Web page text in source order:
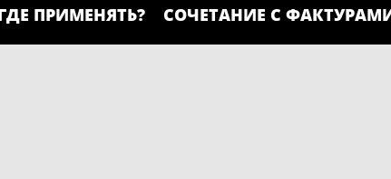
ПРИМЕНЯТЬ? СОЧЕТАНИЕ С